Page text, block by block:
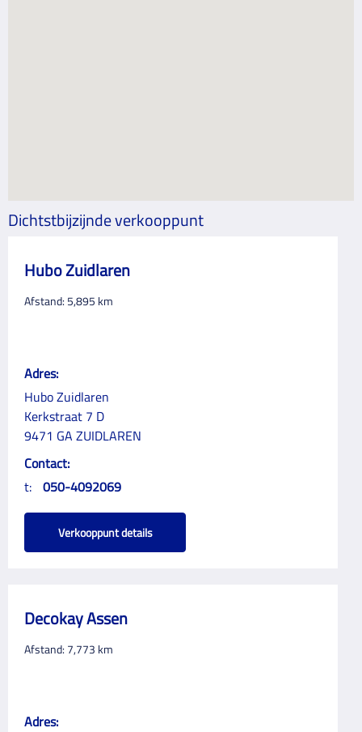
Dichtstbijzijnde verkooppunt
Hubo Zuidlaren
Afstand: 5,895 km
Adres:
Hubo Zuidlaren
Kerkstraat 7 D
9471 GA ZUIDLAREN
Contact:
t: 050-4092069
Verkooppunt details
Decokay Assen
Afstand: 7,773 km
Adres: